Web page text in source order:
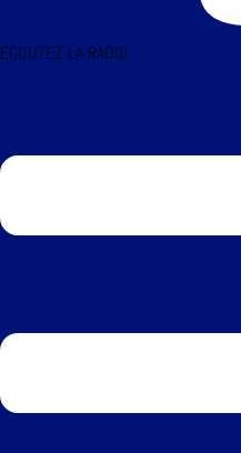
ÉCOUTEZ LA RADIO